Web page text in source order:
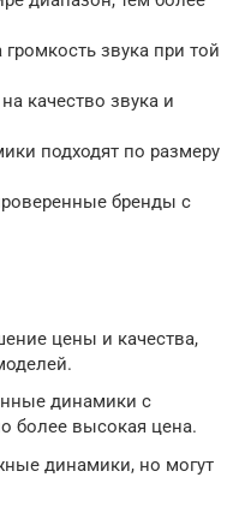
звука при той
качество звука и
подходят по размеру
бренды с
цены и качества,
динамики с
более высокая цена.
динамики, но могут